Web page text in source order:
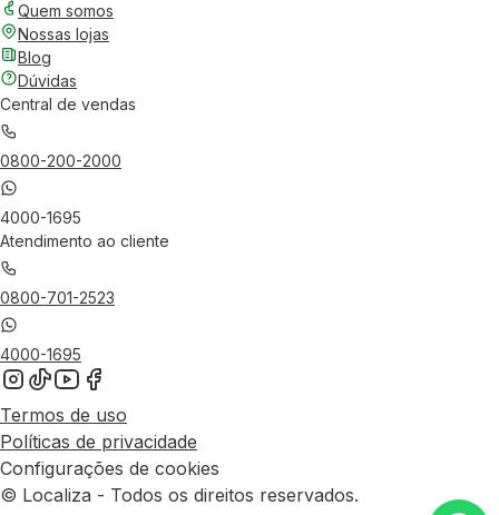
Quem somos
Nossas lojas
Blog
Dúvidas
Central de vendas
0800-200-2000
4000-1695
Atendimento ao cliente
0800-701-2523
4000-1695
Termos de uso
Políticas de privacidade
Configurações de cookies
© Localiza - Todos os direitos reservados.